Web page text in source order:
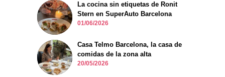
La cocina sin etiquetas de Ronit
Stern en SuperAuto Barcelona
01/06/2026
Casa Telmo Barcelona, la casa de
comidas de la zona alta
20/05/2026